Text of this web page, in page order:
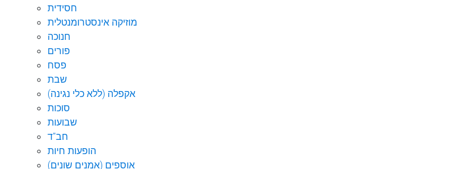
חסידית
מוזיקה אינסטרומנטלית
חנוכה
פורים
פסח
שבת
אקפלה (ללא כלי נגינה)
סוכות
שבועות
חב"ד
הופעות חיות
אוספים (אמנים שונים)